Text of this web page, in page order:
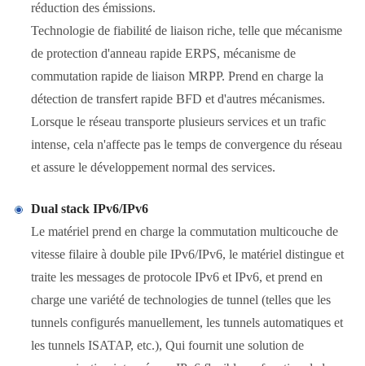
réduction des émissions.
Technologie de fiabilité de liaison riche, telle que mécanisme
de protection d'anneau rapide ERPS, mécanisme de
commutation rapide de liaison MRPP. Prend en charge la
détection de transfert rapide BFD et d'autres mécanismes.
Lorsque le réseau transporte plusieurs services et un trafic
intense, cela n'affecte pas le temps de convergence du réseau
et assure le développement normal des services.
Dual stack IPv6/IPv6
Le matériel prend en charge la commutation multicouche de
vitesse filaire à double pile IPv6/IPv6, le matériel distingue et
traite les messages de protocole IPv6 et IPv6, et prend en
charge une variété de technologies de tunnel (telles que les
tunnels configurés manuellement, les tunnels automatiques et
les tunnels ISATAP, etc.), Qui fournit une solution de